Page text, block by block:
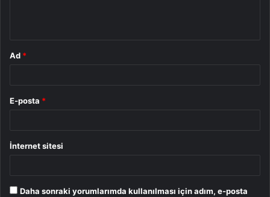
Ad *
E-posta *
İnternet sitesi
Daha sonraki yorumlarımda kullanılması için adım, e-posta